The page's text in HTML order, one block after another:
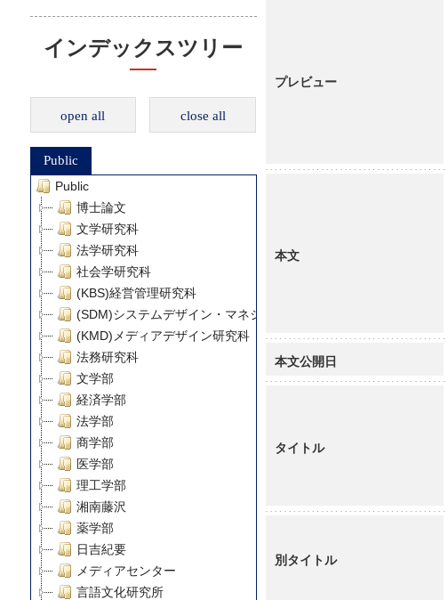
インデックスツリー
open all close all
Public
Public
博士論文
文学研究科
法学研究科
社会学研究科
(KBS)経営管理研究科
(SDM)システムデザイン・マネジメント研究科
(KMD)メディアデザイン研究科
法務研究科
文学部
経済学部
法学部
商学部
医学部
理工学部
湘南藤沢
薬学部
日吉紀要
メディアセンター
言語文化研究所
プレビュー
本文
本文公開日
タイトル
別タイトル